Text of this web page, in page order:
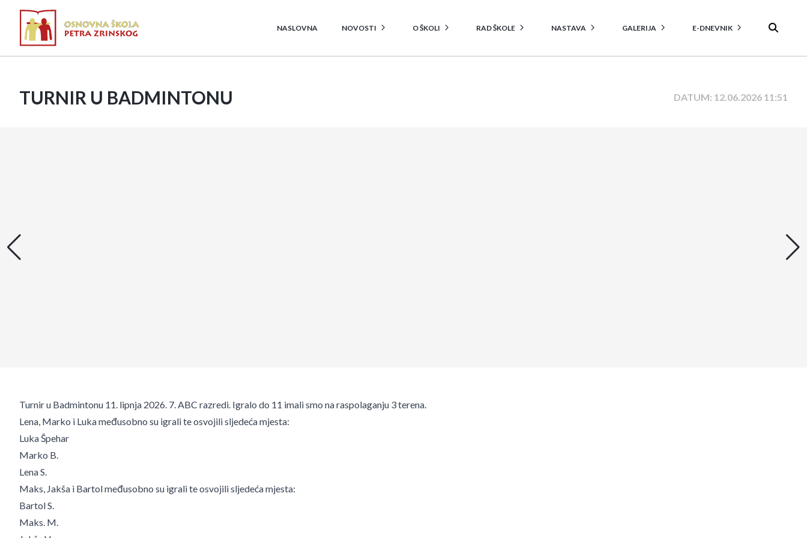
NASLOVNA NOVOSTI O ŠKOLI RAD ŠKOLE NASTAVA GALERIJA E-DNEVNIK
TURNIR U BADMINTONU DATUM: 12.06.2026 11:51
Turnir u Badmintonu 11. lipnja 2026. 7. ABC razredi. Igralo do 11 imali smo na raspolaganju 3 terena.
Lena, Marko i Luka međusobno su igrali te osvojili sljedeća mjesta:
Luka Špehar
Marko B.
Lena S.
Maks, Jakša i Bartol međusobno su igrali te osvojili sljedeća mjesta:
Bartol S.
Maks. M.